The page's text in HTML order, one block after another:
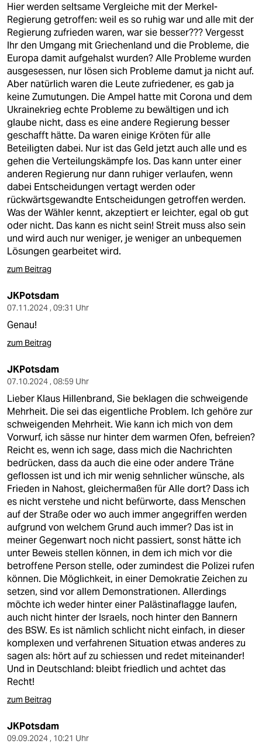
Hier werden seltsame Vergleiche mit der Merkel-
Regierung getroffen: weil es so ruhig war und alle mit der
Regierung zufrieden waren, war sie besser??? Vergesst
Ihr den Umgang mit Griechenland und die Probleme, die
Europa damit aufgehalst wurden? Alle Probleme wurden
ausgesessen, nur lösen sich Probleme damut ja nicht auf.
Aber natürlich waren die Leute zufriedener, es gab ja
keine Zumutungen. Die Ampel hatte mit Corona und dem
Ukrainekrieg echte Probleme zu bewältigen und ich
glaube nicht, dass es eine andere Regierung besser
geschafft hätte. Da waren einige Kröten für alle
Beteiligten dabei. Nur ist das Geld jetzt auch alle und es
gehen die Verteilungskämpfe los. Das kann unter einer
anderen Regierung nur dann ruhiger verlaufen, wenn
dabei Entscheidungen vertagt werden oder
rückwärtsgewandte Entscheidungen getroffen werden.
Was der Wähler kennt, akzeptiert er leichter, egal ob gut
oder nicht. Das kann es nicht sein! Streit muss also sein
und wird auch nur weniger, je weniger an unbequemen
Lösungen gearbeitet wird.
zum Beitrag
JKPotsdam
07.11.2024 , 09:31 Uhr
Genau!
zum Beitrag
JKPotsdam
07.10.2024 , 08:59 Uhr
Lieber Klaus Hillenbrand, Sie beklagen die schweigende
Mehrheit. Die sei das eigentliche Problem. Ich gehöre zur
schweigenden Mehrheit. Wie kann ich mich von dem
Vorwurf, ich sässe nur hinter dem warmen Ofen, befreien?
Reicht es, wenn ich sage, dass mich die Nachrichten
bedrücken, dass da auch die eine oder andere Träne
geflossen ist und ich mir wenig sehnlicher wünsche, als
Frieden in Nahost, gleichermaßen für Alle dort? Dass ich
es nicht verstehe und nicht befürworte, dass Menschen
auf der Straße oder wo auch immer angegriffen werden
aufgrund von welchem Grund auch immer? Das ist in
meiner Gegenwart noch nicht passiert, sonst hätte ich
unter Beweis stellen können, in dem ich mich vor die
betroffene Person stelle, oder zumindest die Polizei rufen
können. Die Möglichkeit, in einer Demokratie Zeichen zu
setzen, sind vor allem Demonstrationen. Allerdings
möchte ich weder hinter einer Palästinaflagge laufen,
auch nicht hinter der Israels, noch hinter den Bannern
des BSW. Es ist nämlich schlicht nicht einfach, in dieser
komplexen und verfahrenen Situation etwas anderes zu
sagen als: hört auf zu schiessen und redet miteinander!
Und in Deutschland: bleibt friedlich und achtet das
Recht!
zum Beitrag
JKPotsdam
09.09.2024 , 10:21 Uhr